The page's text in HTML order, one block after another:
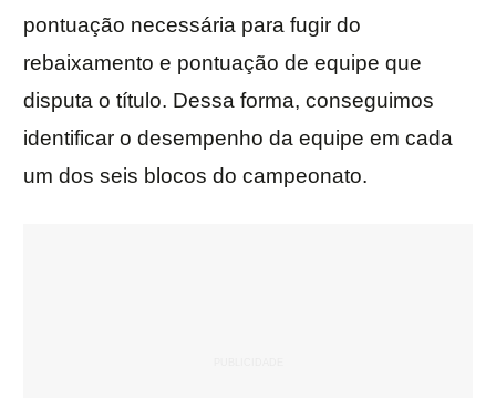
pontuação necessária para fugir do
rebaixamento e pontuação de equipe que
disputa o título. Dessa forma, conseguimos
identificar o desempenho da equipe em cada
um dos seis blocos do campeonato.